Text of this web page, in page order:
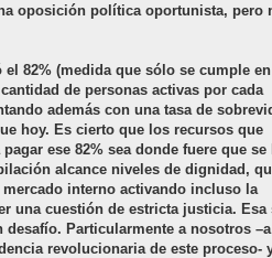
oposición política oportunista, pero
82% (medida que sólo se cumple en
de personas activas por cada
además con una tasa de
hoy. Es cierto que los recursos que
ese 82% sea donde fuere que se
alcance niveles de dignidad,
interno activando incluso la
una cuestión de estricta justicia. Esa
desafío. Particularmente a nosotros –a
revolucionaria de este proceso-